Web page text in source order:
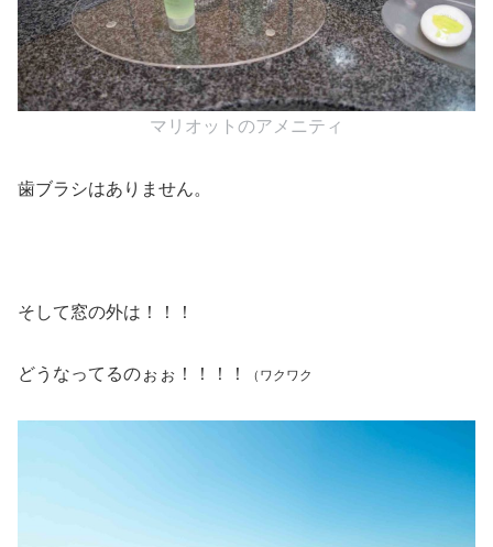
マリオットのアメニティ
歯ブラシはありません。
そして窓の外は！！！
どうなってるのぉぉ！！！！ （ワクワク